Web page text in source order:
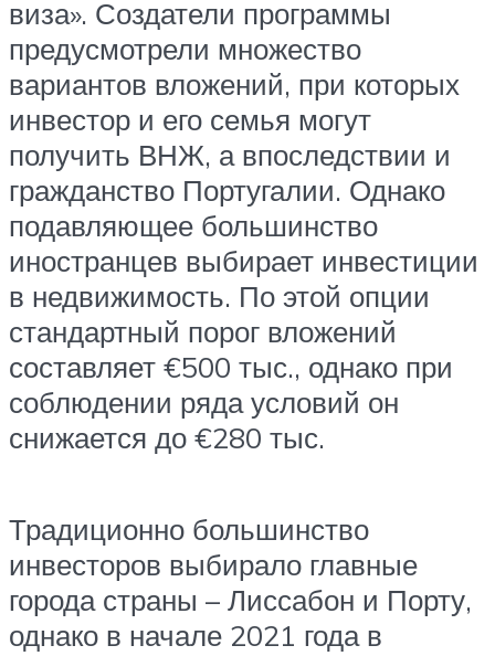
виза». Создатели программы
предусмотрели множество
вариантов вложений, при которых
инвестор и его семья могут
получить ВНЖ, а впоследствии и
гражданство Португалии. Однако
подавляющее большинство
иностранцев выбирает инвестиции
в недвижимость. По этой опции
стандартный порог вложений
составляет €500 тыс., однако при
соблюдении ряда условий он
снижается до €280 тыс.
Традиционно большинство
инвесторов выбирало главные
города страны – Лиссабон и Порту,
однако в начале 2021 года в